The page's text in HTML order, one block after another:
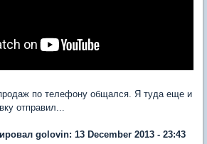
по телефону общался. Я туда еще и
отправил...
golovin: 13 December 2013 - 23:43